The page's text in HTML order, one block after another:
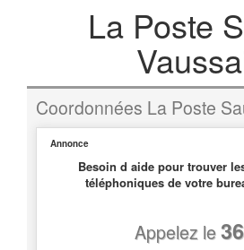
La Poste
Coordonnées La Poste
Annonce
Besoin d aide pour trouver
téléphoniques de votre
Appelez le